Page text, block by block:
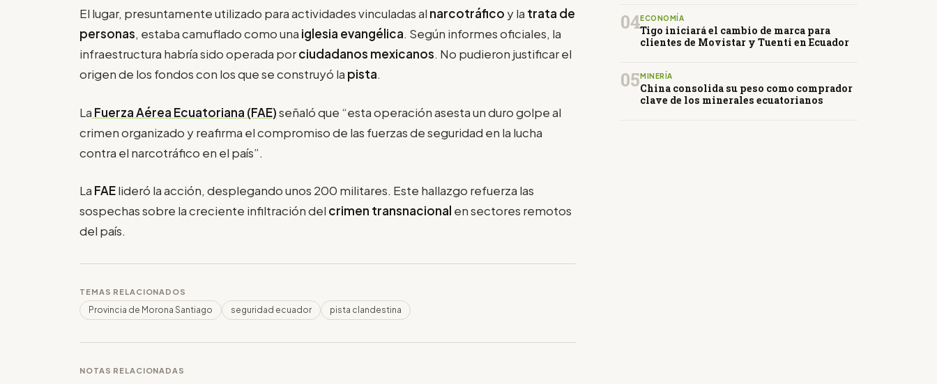
El lugar, presuntamente utilizado para actividades vinculadas al narcotráfico y la trata de
personas, estaba camuflado como una iglesia evangélica. Según informes oficiales, la
infraestructura habría sido operada porciudadanos mexicanos. No pudieron justificar el
origen de los fondos con los que se construyó la pista.
La Fuerza Aérea Ecuatoriana (FAE)señaló que “esta operación asesta un duro golpe al
crimen organizado y reafirma el compromiso de las fuerzas de seguridad en la lucha
contra el narcotráfico en el país”.
La FAElideró la acción, desplegando unos 200 militares. Este hallazgo refuerza las
sospechas sobre la creciente infiltración del crimen transnacional en sectores remotos
del país.
TEMAS RELACIONADOS
Provincia de Morona Santiago seguridad ecuador pista clandestina
NOTAS RELACIONADAS
04ECONOMÍA
Tigo iniciará el cambio de marca para
clientes de Movistar y Tuenti en Ecuador
05 MINERÍA
China consolida su peso como comprador
clave de los minerales ecuatorianos